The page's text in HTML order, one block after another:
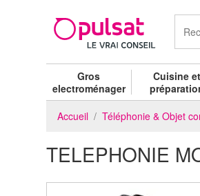
Gros
electroménager
Cuisine et
Accueil Téléphonie & Objet
TELEPHONIE